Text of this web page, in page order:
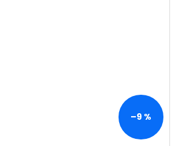
–9 %